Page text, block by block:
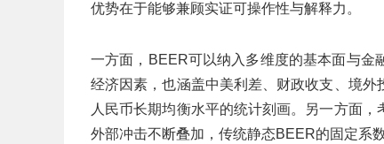
优势在于能够兼顾实证可操作性与解释力。
一方面，BEER可以纳入多维度的基本面与金
经济因素，也涵盖中美利差、财政收支、境
人民币长期均衡水平的统计刻画。另一方面
外部冲击不断叠加，传统静态BEER的固定系